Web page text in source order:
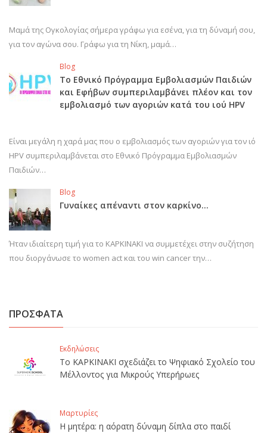
Μαμά της Ογκολογίας σήμερα γράφω για εσένα, για τη δύναμή σου,
για τον αγώνα σου. Γράφω για τη Νίκη, μαμά…
Blog
Το Εθνικό Πρόγραμμα Εμβολιασμών Παιδιών
και Εφήβων συμπεριλαμβάνει πλέον και τον
εμβολιασμό των αγοριών κατά του ιού HPV
Είναι μεγάλη η χαρά μας που ο εμβολιασμός των αγοριών για τον ιό
HPV συμπεριλαμβάνεται στο Εθνικό Πρόγραμμα Εμβολιασμών
Παιδιών…
Blog
Γυναίκες απέναντι στον καρκίνο…
Ήταν ιδιαίτερη τιμή για το ΚΑΡΚΙΝΑΚΙ να συμμετέχει στην συζήτηση
που διοργάνωσε το women act και του win cancer την…
ΠΡΟΣΦΑΤΑ
Εκδηλώσεις
Το ΚΑΡΚΙΝΑΚΙ σχεδιάζει το Ψηφιακό Σχολείο του
Μέλλοντος για Μικρούς Υπερήρωες
Μαρτυρίες
Η μητέρα: η αόρατη δύναμη δίπλα στο παιδί